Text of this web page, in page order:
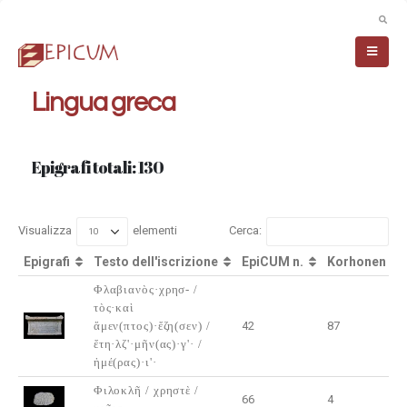
Lingua greca
Epigrafi totali: 130
Visualizza elementi Cerca:
Epigrafi Testo dell'iscrizione EpiCUM n.
Korhonen n.
Testo dell'iscrizione
Φλαβιανὸς·χρησ- /
τὸς·καὶ
ἄμεν(πτος)·ἔζη(σεν) /
ἔτη·λζ'·μῆν(ας)·γ'· /
ἡμέ(ρας)·ι'·
42 87
Φιλοκλῆ / χρηστὲ /
66 4